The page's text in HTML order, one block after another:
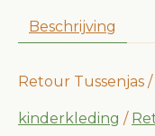
Beschrijving
Retour Tussenjas /
kinderkleding /